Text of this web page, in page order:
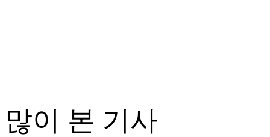
많이 본 기사